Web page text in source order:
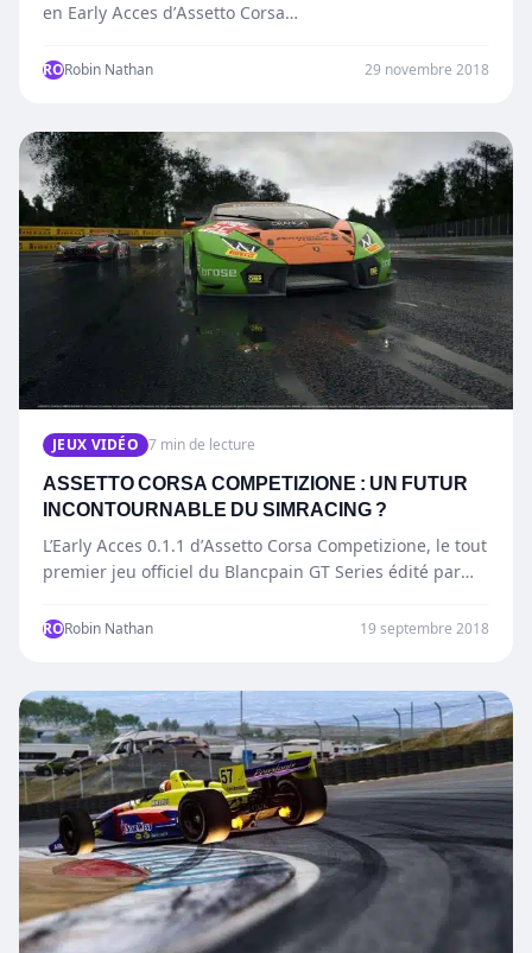
en Early Acces d’Assetto Corsa…
RORobin Nathan 29 novembre 2018
JEUX VIDÉO 7 min de lecture
ASSETTO CORSA COMPETIZIONE : UN FUTUR
INCONTOURNABLE DU SIMRACING ?
L’Early Acces 0.1.1 d’Assetto Corsa Competizione, le tout
premier jeu officiel du Blancpain GT Series édité par
RORobin Nathan 19 septembre 2018